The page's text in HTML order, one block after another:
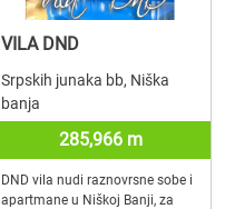
VILA DND
Srpskih junaka bb, Niška
banja
285,966 m
DND vila nudi raznovrsne sobe i
apartmane u Niškoj Banji, za